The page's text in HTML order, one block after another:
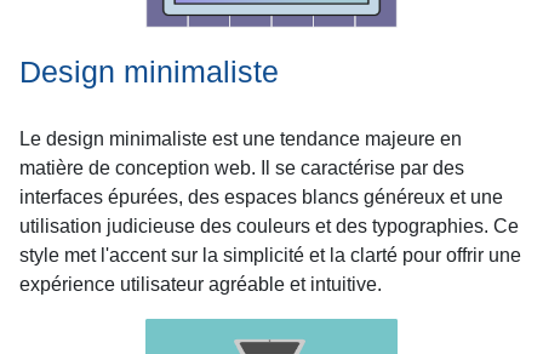
Design minimaliste
Le design minimaliste est une tendance majeure en
matière de conception web. Il se caractérise par des
interfaces épurées, des espaces blancs généreux et une
utilisation judicieuse des couleurs et des typographies. Ce
style met l'accent sur la simplicité et la clarté pour offrir une
expérience utilisateur agréable et intuitive.